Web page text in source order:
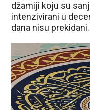
džamiji koju su
intenzivirani u
dana nisu prekidani.